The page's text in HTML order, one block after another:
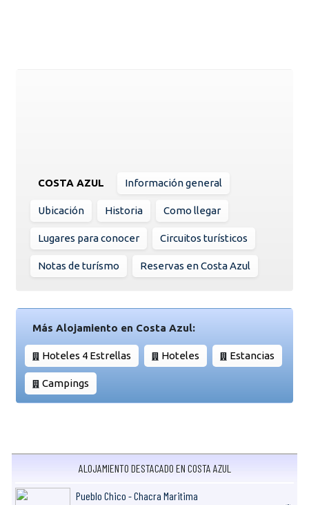
COSTA AZUL Información general
Ubicación Historia Como llegar
Lugares para conocer Circuitos turísticos
Notas de turísmo Reservas en Costa Azul
Más Alojamiento en Costa Azul:
Hoteles 4 Estrellas Hoteles Estancias
Campings
ALOJAMIENTO DESTACADO EN COSTA AZUL
Pueblo Chico - Chacra Maritima